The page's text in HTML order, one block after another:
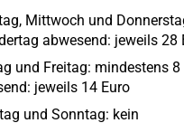
Mittwoch und
abwesend: jeweils 28
und Freitag: mindestens 8
jeweils 14 Euro
und Sonntag: kein